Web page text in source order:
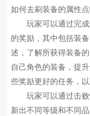
如何去刷装备的属性点
玩家可以通过完
的奖励，其中包括装
述，了解所获得装备
自己角色的装备，提
些奖励更好的任务，
玩家可以通过击
新出不同等级和不同